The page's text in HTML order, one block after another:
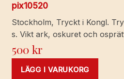
pix10520
Stockholm, Tryckt i Kongl.
s. Vikt ark, oskuret och
500kr
LÄGG I VARUKORG